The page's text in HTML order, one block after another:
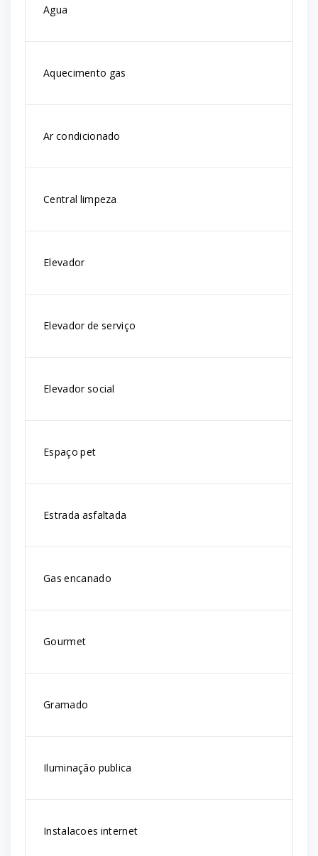
Agua
Aquecimento gas
Ar condicionado
Central limpeza
Elevador
Elevador de serviço
Elevador social
Espaço pet
Estrada asfaltada
Gas encanado
Gourmet
Gramado
Iluminação publica
Instalacoes internet